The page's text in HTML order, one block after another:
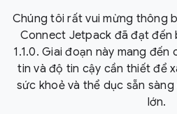
Chúng tôi rất vui mừng thông
Connect Jetpack đã đạt đến
1.1.0. Giai đoạn này mang
tin và độ tin cậy cần thiết để
sức khoẻ và thể dục sẵn
lớn.